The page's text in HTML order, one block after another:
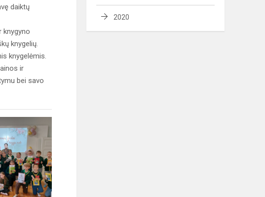
daiktų
knygyno
knygelių.
knygelėmis.
ir
bei savo
2020